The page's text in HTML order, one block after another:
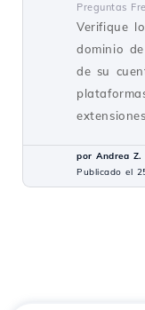
Preguntas
Verifique
dominio
de su
por Andrea Z.
Publicado el